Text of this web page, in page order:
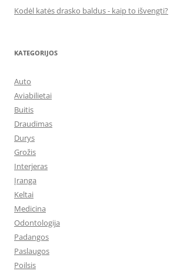
Kodėl katės drasko baldus - kaip to išvengti?
KATEGORIJOS
Auto
Aviabilietai
Buitis
Draudimas
Durys
Grožis
Interjeras
Įranga
Keltai
Medicina
Odontologija
Padangos
Paslaugos
Poilsis